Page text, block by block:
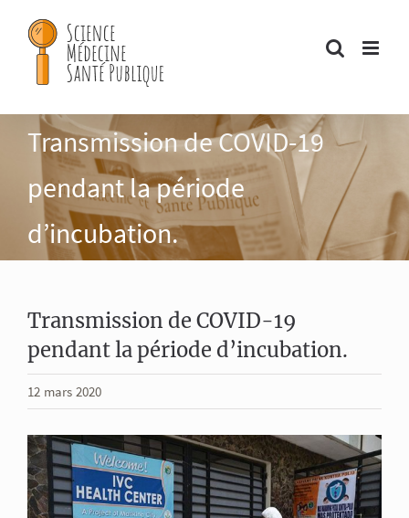
Transmission de COVID-19
pendant la période
d’incubation.
Transmission de COVID-19
pendant la période d’incubation.
12 mars 2020
Voir
l'image
agrandie